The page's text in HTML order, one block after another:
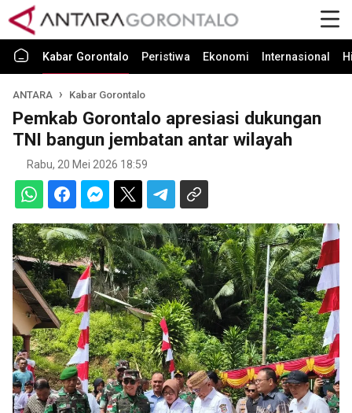
Kabar Gorontalo Peristiwa Ekonomi Internasional
ANTARA Kabar Gorontalo
Pemkab Gorontalo apresiasi dukungan
TNI bangun jembatan antar wilayah
Rabu, 20 Mei 2026 18:59